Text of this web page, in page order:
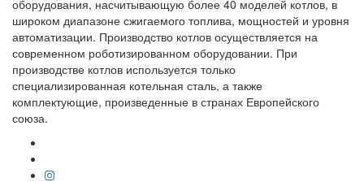
оборудования, насчитывающую более 40 моделей котлов, в
широком диапазоне сжигаемого топлива, мощностей и уровня
автоматизации. Производство котлов осуществляется на
современном роботизированном оборудовании. При
производстве котлов используется только
специализированная котельная сталь, а также
комплектующие, произведенные в странах Европейского
союза.